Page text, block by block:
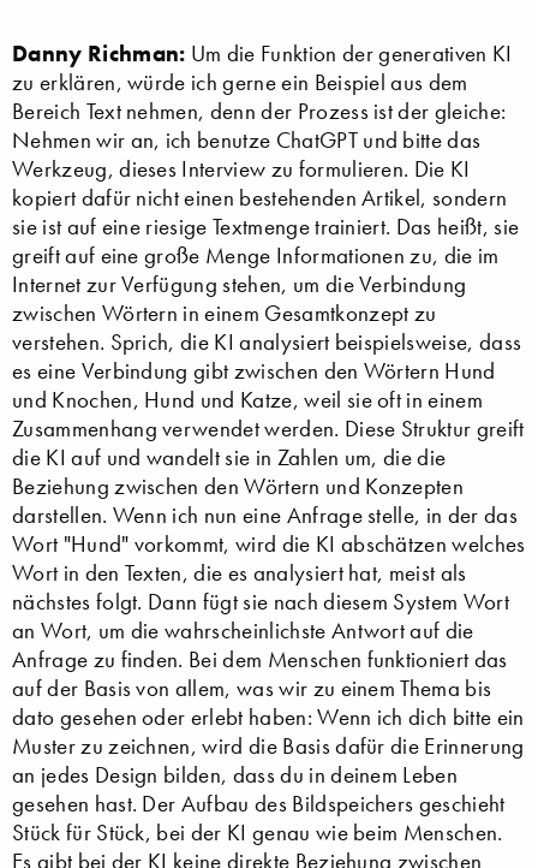
Danny Richman: Um die Funktion der generativen KI
zu erklären, würde ich gerne ein Beispiel aus dem
Bereich Text nehmen, denn der Prozess ist der gleiche:
Nehmen wir an, ich benutze ChatGPT und bitte das
Werkzeug, dieses Interview zu formulieren. Die KI
kopiert dafür nicht einen bestehenden Artikel, sondern
sie ist auf eine riesige Textmenge trainiert. Das heißt, sie
greift auf eine große Menge Informationen zu, die im
Internet zur Verfügung stehen, um die Verbindung
zwischen Wörtern in einem Gesamtkonzept zu
verstehen. Sprich, die KI analysiert beispielsweise, dass
es eine Verbindung gibt zwischen den Wörtern Hund
und Knochen, Hund und Katze, weil sie oft in einem
Zusammenhang verwendet werden. Diese Struktur greift
die KI auf und wandelt sie in Zahlen um, die die
Beziehung zwischen den Wörtern und Konzepten
darstellen. Wenn ich nun eine Anfrage stelle, in der das
Wort "Hund" vorkommt, wird die KI abschätzen welches
Wort in den Texten, die es analysiert hat, meist als
nächstes folgt. Dann fügt sie nach diesem System Wort
an Wort, um die wahrscheinlichste Antwort auf die
Anfrage zu finden. Bei dem Menschen funktioniert das
auf der Basis von allem, was wir zu einem Thema bis
dato gesehen oder erlebt haben: Wenn ich dich bitte ein
Muster zu zeichnen, wird die Basis dafür die Erinnerung
an jedes Design bilden, dass du in deinem Leben
gesehen hast. Der Aufbau des Bildspeichers geschieht
Stück für Stück, bei der KI genau wie beim Menschen.
Es gibt bei der KI keine direkte Beziehung zwischen